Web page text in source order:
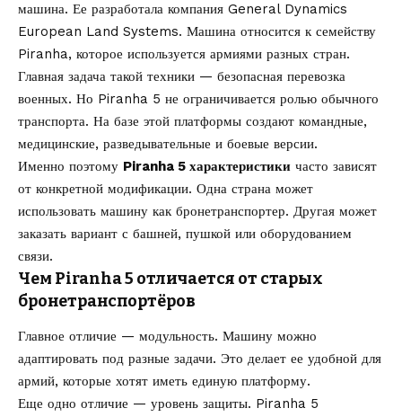
машина. Ее разработала компания General Dynamics
European Land Systems. Машина относится к семейству
Piranha, которое используется армиями разных стран.
Главная задача такой техники — безопасная перевозка
военных. Но Piranha 5 не ограничивается ролью обычного
транспорта. На базе этой платформы создают командные,
медицинские, разведывательные и боевые версии.
Именно поэтому Piranha 5 характеристики часто зависят
от конкретной модификации. Одна страна может
использовать машину как бронетранспортер. Другая может
заказать вариант с башней, пушкой или оборудованием
связи.
Чем Piranha 5 отличается от старых
бронетранспортёров
Главное отличие — модульность. Машину можно
адаптировать под разные задачи. Это делает ее удобной для
армий, которые хотят иметь единую платформу.
Еще одно отличие — уровень защиты. Piranha 5